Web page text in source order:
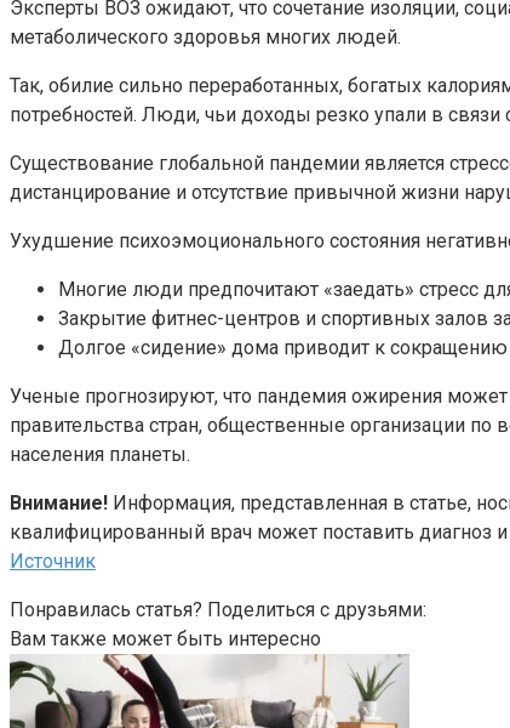
Эксперты ВОЗ ожидают, что сочетание изоляции,
метаболического здоровья многих людей.
Так, обилие сильно переработанных, богатых
потребностей. Люди, чьи доходы резко упали в
Существование глобальной пандемии является
дистанцирование и отсутствие привычной жизни
Ухудшение психоэмоционального состояния
Многие люди предпочитают «заедать» стресс
Закрытие фитнес-центров и спортивных залов
Долгое «сидение» дома приводит к сокращению
Ученые прогнозируют, что пандемия ожирения
правительства стран, общественные организации
населения планеты.
Внимание! Информация, представленная в статье,
квалифицированный врач может поставить диагноз
Источник
Понравилась статья? Поделиться с друзьями:
Вам также может быть интересно